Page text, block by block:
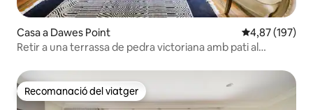
Casa a Dawes Point 4,87 de
4,87 (197)
Retir a una terrassa de pedra victoriana amb pati al
Recomanació del viatger
Recomanació del viatger